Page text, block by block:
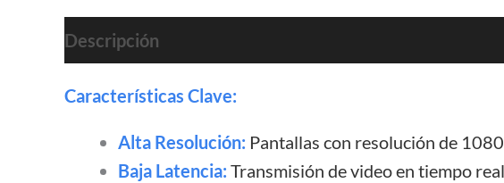
Descripción
Características Clave:
Alta Resolución: Pantallas con resolución de
Baja Latencia: Transmisión de video en tiempo